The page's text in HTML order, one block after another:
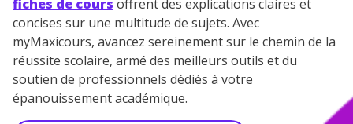
fiches de cours offrent des explications claires et
concises sur une multitude de sujets. Avec
myMaxicours, avancez sereinement sur le chemin de la
réussite scolaire, armé des meilleurs outils et du
soutien de professionnels dédiés à votre
épanouissement académique.